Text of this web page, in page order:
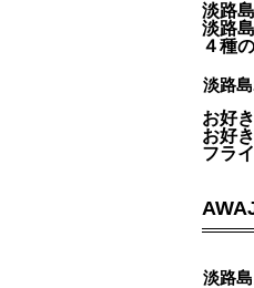
淡路
淡路
４種
淡路
お好
お好
フラ
淡路